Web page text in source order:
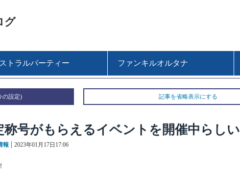
グ
トラルパーティー ファンキルオルタナ
記事を省略表示にする
称号がもらえるイベントを開催中らしい
報
投
2023年01月17日17:06